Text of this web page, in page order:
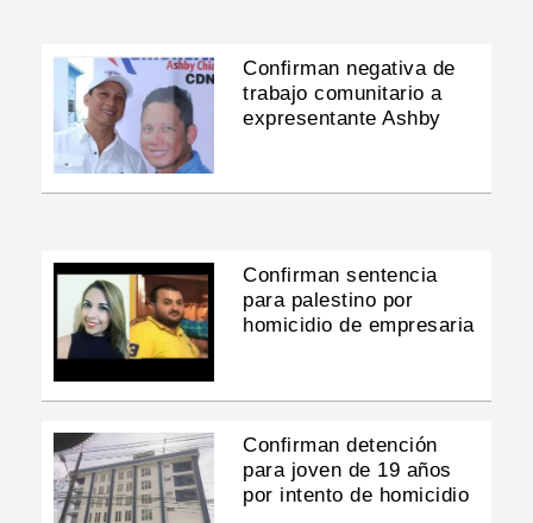
Confirman negativa de
trabajo comunitario a
expresentante Ashby
Confirman sentencia
para palestino por
homicidio de empresaria
Confirman detención
para joven de 19 años
por intento de homicidio